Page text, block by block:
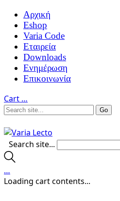
Αρχική
Eshop
Varia Code
Εταιρεία
Downloads
Ενημέρωση
Επικοινωνία
Cart …
Search site...
…
Loading cart contents...